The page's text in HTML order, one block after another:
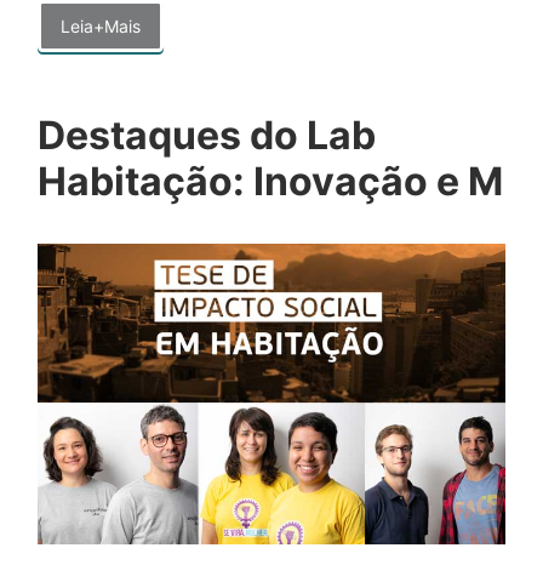
Leia+Mais
Destaques do Lab
Habitação: Inovação e M